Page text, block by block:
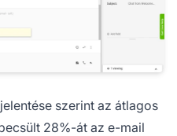
szerint az átlagos
28%-át az e-mail